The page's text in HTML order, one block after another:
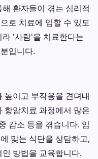
환자들이 겪는 심리적
로 치료에 임할 수 있도
'사람'을 치료한다는
입니다.
높이고 부작용을 견뎌내
항암치료 과정에서 많은
감소 등을 겪습니다. 임
맞는 식단을 상담하고,
방법을 교육합니다.